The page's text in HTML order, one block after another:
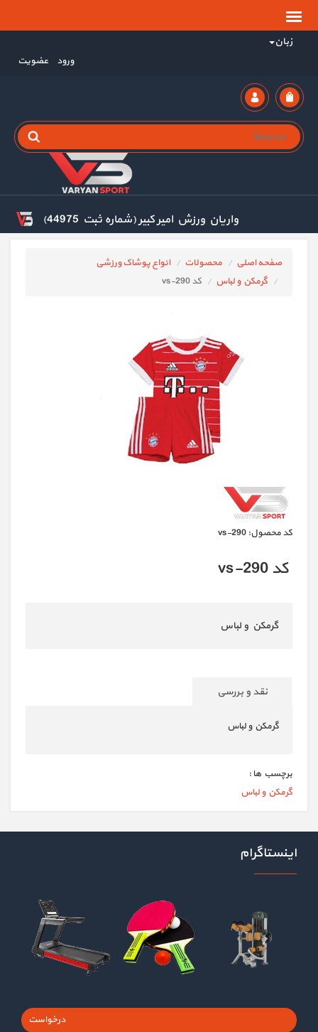
زبان
ورود عضویت
واریان ورزش امیر کبیر (شماره ثبت 44975)
صفحه اصلی محصولات
انواع پوشاک ورزشی
گرمکن و لباس
کد vs-290
كد محصول: vs-290
کد vs-290
گرمکن و لباس
نقد و بررسی
گرمکن و لباس
برچسب ها :
گرمکن و لباس
اینستاگرام
درخواست